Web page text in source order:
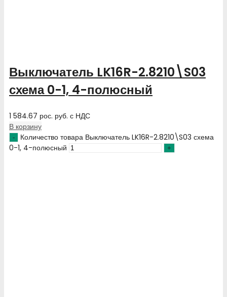
Выключатель LK16R-2.8210\S03
схема 0-1, 4-полюсный
1 584.67 рос. руб. с НДС
В корзину
Количество товара Выключатель LK16R-2.8210\S03 схема
0-1, 4-полюсный